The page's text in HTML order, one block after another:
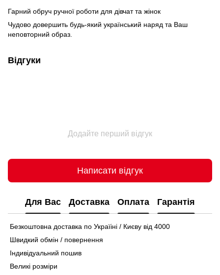
Гарний обруч ручної роботи для дівчат та жінок
Чудово довершить будь-який український наряд та Ваш
неповторний образ.
Відгуки
Додайте перший відгук
Написати відгук
Для Вас Доставка Оплата Гарантія
Безкоштовна доставка по Україіні / Києву від 4000
Швидкий обмін / повернення
Індивідуальний пошив
Великі розміри